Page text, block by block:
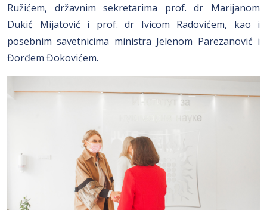
Ružićem, državnim sekretarima prof. dr Marijanom
Dukić Mijatović i prof. dr Ivicom Radovićem, kao i
posebnim savetnicima ministra Jelenom Parezanović i
Đorđem Đokovićem.